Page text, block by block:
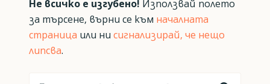
Не всичко е изгубено! Използвай полето
за търсене, върни се към началната
страница или ни сигнализирай, че нещо
липсва.